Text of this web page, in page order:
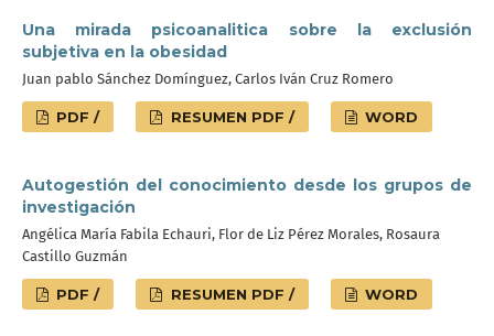
Una mirada psicoanalitica sobre la exclusión
subjetiva en la obesidad
Juan pablo Sánchez Domínguez, Carlos Iván Cruz Romero
PDF / RESUMEN PDF / WORD
Autogestión del conocimiento desde los grupos de
investigación
Angélica María Fabila Echauri, Flor de Liz Pérez Morales, Rosaura
Castillo Guzmán
PDF / RESUMEN PDF / WORD